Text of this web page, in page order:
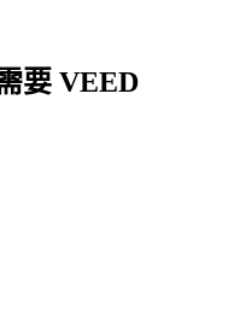
要 VEED